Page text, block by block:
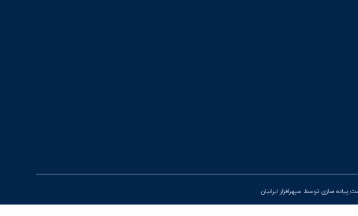
سازی توسط سپهرافزار ایرانیان